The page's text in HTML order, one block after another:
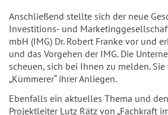
Anschließend stellte sich der neue
Investitions- und
mbH (IMG) Dr. Robert Franke vor und
und das Vorgehen der IMG. Die
scheuen, sich bei Ihnen zu melden.
„Kümmerer“ ihrer Anliegen.
Ebenfalls ein aktuelles Thema und
Projektleiter Lutz Rätz von „Fachkraft